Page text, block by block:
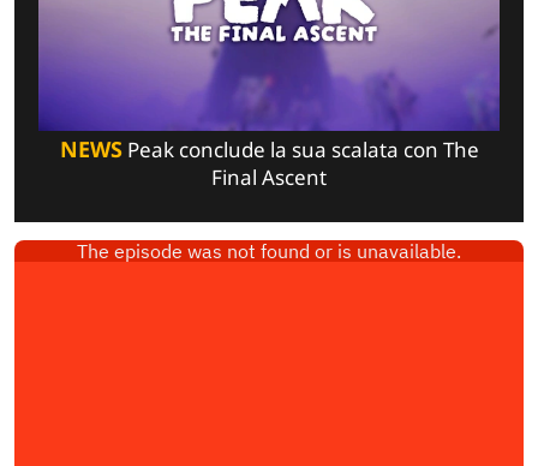
NEWSPeak conclude la sua scalata con The
Final Ascent